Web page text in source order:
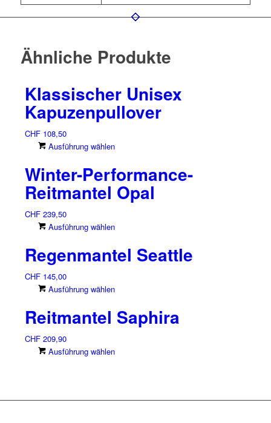
Ähnliche Produkte
Klassischer Unisex
Kapuzenpullover
CHF108,50
Ausführung wählen
weist
mehrere
Varianten
können
auf
werden
Winter-Performance-
Reitmantel Opal
CHF239,50
Ausführung wählen
weist
mehrere
Optionen
können
Regenmantel Seattle
CHF145,00
Ausführung wählen
weist
mehrere
auf
Reitmantel Saphira
CHF209,90
Ausführung wählen
Varianten